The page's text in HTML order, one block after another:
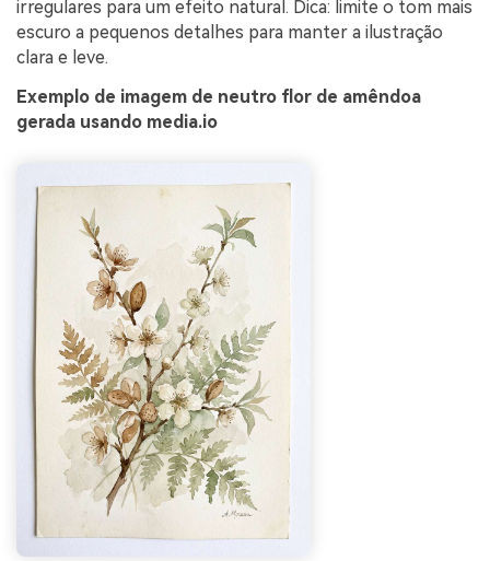
irregulares para um efeito natural. Dica: limite o tom mais
escuro a pequenos detalhes para manter a ilustração
clara e leve.
Exemplo de imagem de neutro flor de amêndoa
gerada usando media.io